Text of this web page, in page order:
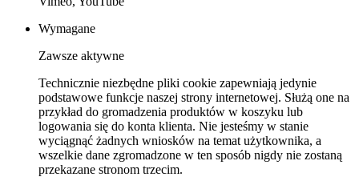
Wymagane
Zawsze aktywne
Technicznie niezbędne pliki cookie zapewniają jedynie
podstawowe funkcje naszej strony internetowej. Służą one na
przykład do gromadzenia produktów w koszyku lub
logowania się do konta klienta. Nie jesteśmy w stanie
wyciągnąć żadnych wniosków na temat użytkownika, a
wszelkie dane zgromadzone w ten sposób nigdy nie zostaną
przekazane stronom trzecim.